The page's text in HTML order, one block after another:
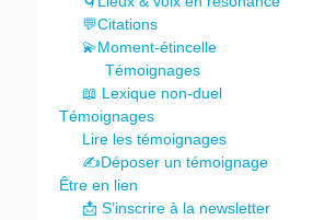
💬Citations
💫Moment-étincelle
Témoignages
📖 Lexique non-duel
Témoignages
Lire les témoignages
✍️Déposer un témoignage
Être en lien
📩 S’inscrire à la newsletter